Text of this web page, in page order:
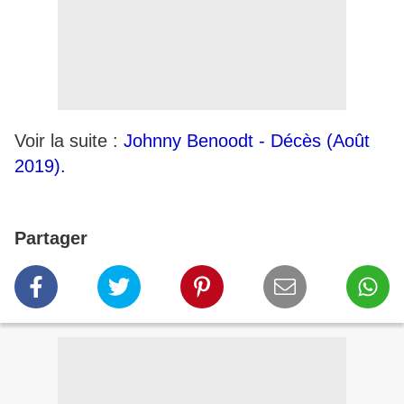
Voir la suite : Johnny Benoodt - Décès (Août
2019).
Partager